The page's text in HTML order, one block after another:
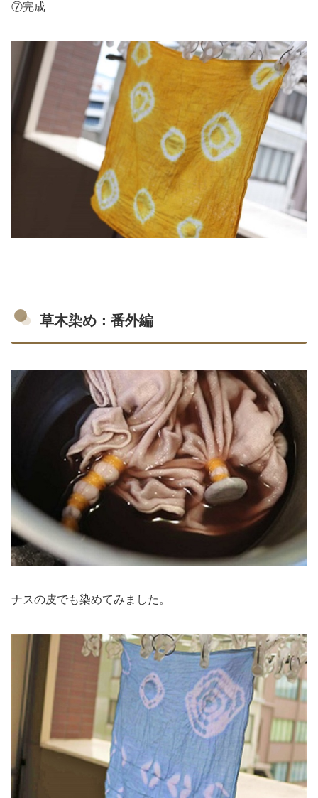
⑦完成
草木染め：番外編
ナスの皮でも染めてみました。